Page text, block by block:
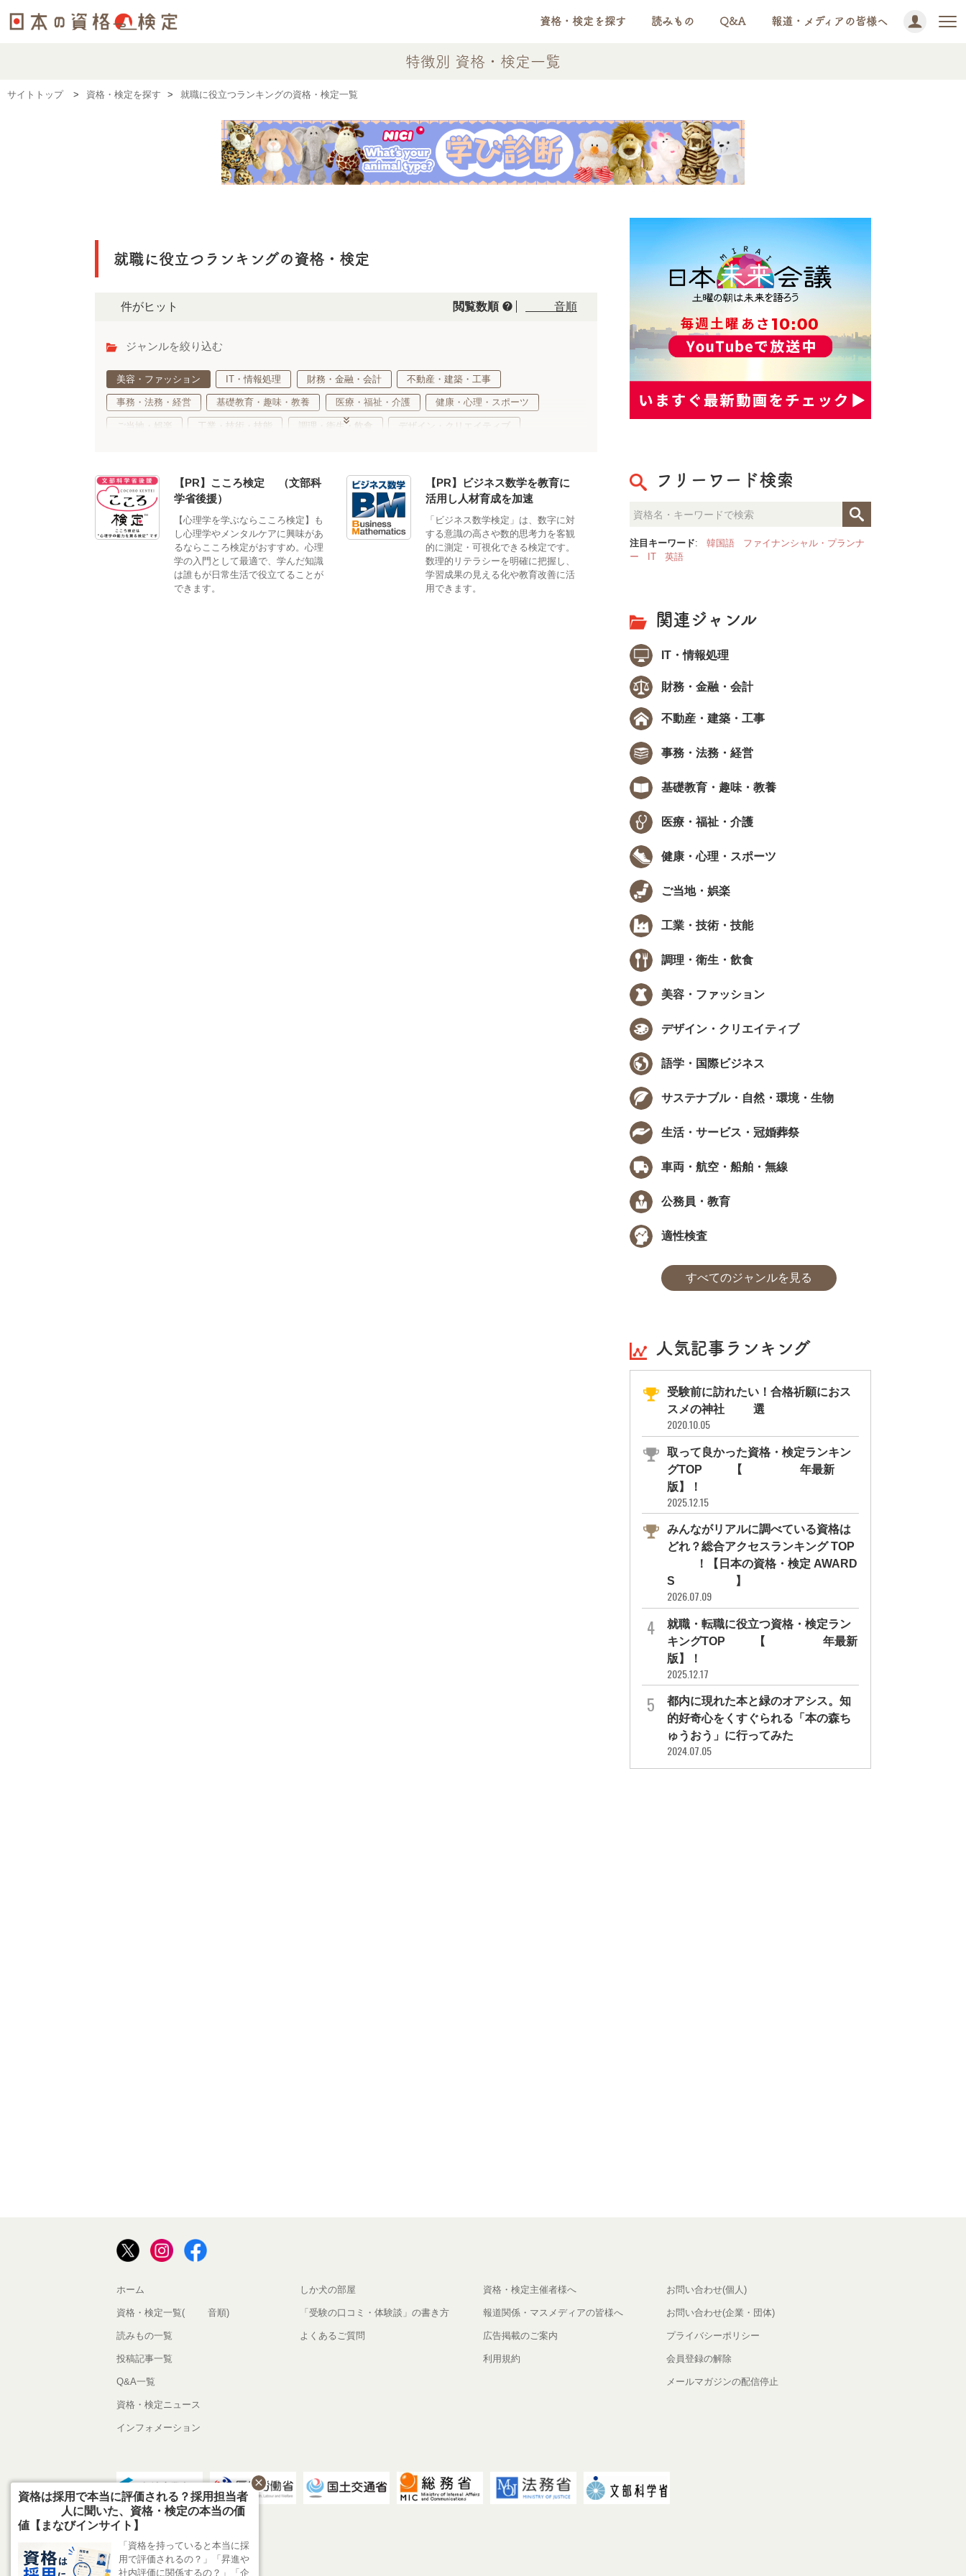
資格・検定を探す 読みもの Q&A 報道・メディアの皆様へ
特徴別 資格・検定一覧
サイトトップ 資格・検定を探す 就職に役立つランキングの資格・検定一覧
就職に役立つランキングの資格・検定
0件がヒット 閲覧数順 help 50音順
ジャンルを絞り込む
美容・ファッション IT・情報処理 財務・金融・会計 不動産・建築・工事
事務・法務・経営 基礎教育・趣味・教養 医療・福祉・介護 健康・心理・スポーツ
ご当地・娯楽 工業・技術・技能 調理・衛生・飲食 デザイン・クリエイティブ
【PR】こころ検定®（文部科
学省後援）
【心理学を学ぶならこころ検定】も
し心理学やメンタルケアに興味があ
るならこころ検定がおすすめ。心理
学の入門として最適で、学んだ知識
は誰もが日常生活で役立てることが
できます。
【PR】ビジネス数学を教育に
活用し人材育成を加速
「ビジネス数学検定」は、数字に対
する意識の高さや数的思考力を客観
的に測定・可視化できる検定です。
数理的リテラシーを明確に把握し、
学習成果の見える化や教育改善に活
用できます。
フリーワード検索
注目キーワード: 韓国語
ファイナンシャル・プランナ
ー
IT 英語
関連ジャンル
IT・情報処理
財務・金融・会計
不動産・建築・工事
事務・法務・経営
基礎教育・趣味・教養
医療・福祉・介護
健康・心理・スポーツ
ご当地・娯楽
工業・技術・技能
調理・衛生・飲食
美容・ファッション
デザイン・クリエイティブ
語学・国際ビジネス
サステナブル・自然・環境・生物
生活・サービス・冠婚葬祭
車両・航空・船舶・無線
公務員・教育
適性検査
すべてのジャンルを見る
人気記事ランキング
受験前に訪れたい！合格祈願におス
スメの神社11選
2020.10.05
取って良かった資格・検定ランキン
グTOP10【2026年最新
版】！
2025.12.15
みんながリアルに調べている資格は
どれ？総合アクセスランキング TOP
10！【日本の資格・検定 AWARD
S 2026】
2026.07.09
就職・転職に役立つ資格・検定ラン
キングTOP30【2026年最新
版】！
2025.12.17
都内に現れた本と緑のオアシス。知
的好奇心をくすぐられる「本の森ち
ゅうおう」に行ってみた
2024.07.05
ホーム
資格・検定一覧(50音順)
読みもの一覧
投稿記事一覧
Q&A一覧
資格・検定ニュース
インフォメーション
しか犬の部屋
「受験の口コミ・体験談」の書き方
よくあるご質問
資格・検定主催者様へ
報道関係・マスメディアの皆様へ
広告掲載のご案内
利用規約
お問い合わせ(個人)
お問い合わせ(企業・団体)
プライバシーポリシー
会員登録の解除
メールマガジンの配信停止
資格は採用で本当に評価される？採用担当者
405人に聞いた、資格・検定の本当の価
値【まなびインサイト】
「資格を持っていると本当に採
用で評価されるの？」「昇進や
社内評価に関係するの？」「企
close